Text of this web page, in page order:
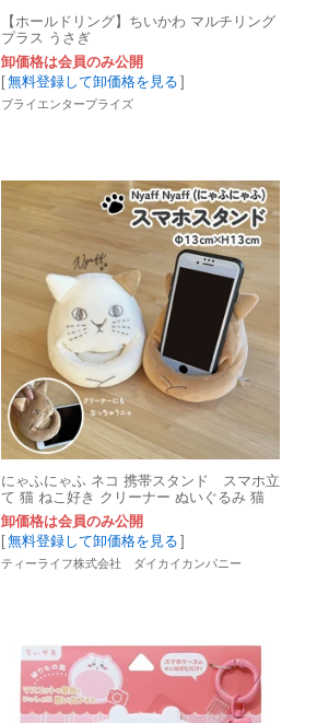
【ホールドリング】ちいかわ マルチリング
プラス うさぎ
卸価格は会員のみ公開
[無料登録して卸価格を見る ]
ブライエンタープライズ
にゃふにゃふ ネコ 携帯スタンド スマホ立
て 猫 ねこ好き クリーナー ぬいぐるみ 猫
ねこ好き
卸価格は会員のみ公開
[無料登録して卸価格を見る ]
ティーライフ株式会社 ダイカイカンパニー